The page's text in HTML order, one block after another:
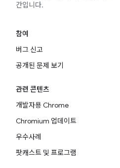
간입니다.
참여
버그 신고
공개된 문제 보기
관련 콘텐츠
개발자용 Chrome
Chromium 업데이트
우수사례
팟캐스트 및 프로그램